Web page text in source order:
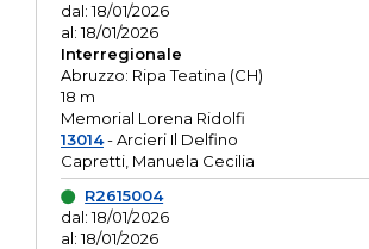
dal: 18/01/2026
al: 18/01/2026
Interregionale
Abruzzo: Ripa Teatina (CH)
18 m
Memorial Lorena Ridolfi
13014- Arcieri Il Delfino
Capretti, Manuela Cecilia
R2615004
dal: 18/01/2026
al: 18/01/2026